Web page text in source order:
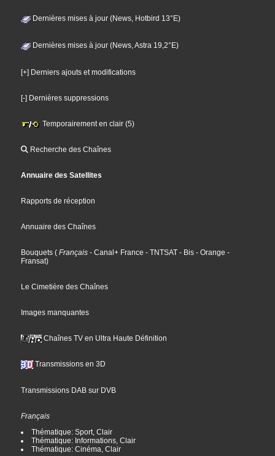
Dernières mises à jour (News, Hotbird 13°E)
Dernières mises à jour (News, Astra 19,2°E)
[+] Derniers ajouts et modifications
[-] Dernières suppressions
Temporairement en clair (5)
Recherche des Chaînes
Annuaire des Satellites
Rapports de réception
Annuaire des Chaînes
Bouquets ( Français - Canal+ France - TNTSAT - Bis - Orange -
Fransat)
Le Cimetière des Chaînes
Images manquantes
Chaînes TV en Ultra Haute Définition
Transmissions en 3D
Transmissions DAB sur DVB
Français
Thématique: Sport, Clair
Thématique: Informations, Clair
Thématique: Cinéma, Clair